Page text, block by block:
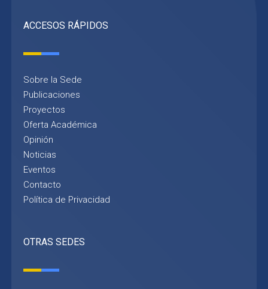
ACCESOS RÁPIDOS
Sobre la Sede
Publicaciones
Proyectos
Oferta Académica
Opinión
Noticias
Eventos
Contacto
Política de Privacidad
OTRAS SEDES